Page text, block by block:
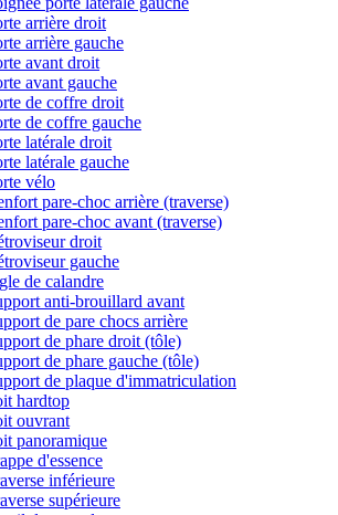
arrière droit
arrière gauche
avant droit
avant gauche
de coffre droit
de coffre gauche
latérale droit
latérale gauche
vélo
pare-choc arrière (traverse)
pare-choc avant (traverse)
droit
gauche
de calandre
anti-brouillard avant
de pare chocs arrière
de phare droit (tôle)
de phare gauche (tôle)
de plaque d'immatriculation
hardtop
ouvrant
panoramique
d'essence
inférieure
supérieure